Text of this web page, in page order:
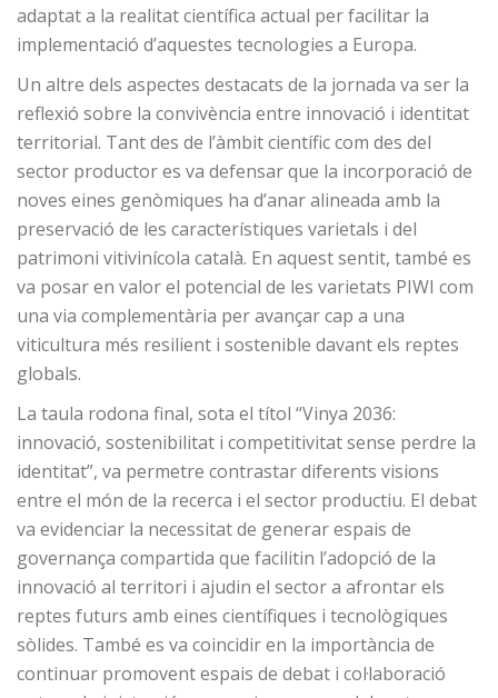
adaptat a la realitat científica actual per facilitar la
implementació d’aquestes tecnologies a Europa.
Un altre dels aspectes destacats de la jornada va ser la
reflexió sobre la convivència entre innovació i identitat
territorial. Tant des de l’àmbit científic com des del
sector productor es va defensar que la incorporació de
noves eines genòmiques ha d’anar alineada amb la
preservació de les característiques varietals i del
patrimoni vitivinícola català. En aquest sentit, també es
va posar en valor el potencial de les varietats PIWI com
una via complementària per avançar cap a una
viticultura més resilient i sostenible davant els reptes
globals.
La taula rodona final, sota el títol “Vinya 2036:
innovació, sostenibilitat i competitivitat sense perdre la
identitat”, va permetre contrastar diferents visions
entre el món de la recerca i el sector productiu. El debat
va evidenciar la necessitat de generar espais de
governança compartida que facilitin l’adopció de la
innovació al territori i ajudin el sector a afrontar els
reptes futurs amb eines científiques i tecnològiques
sòlides. També es va coincidir en la importància de
continuar promovent espais de debat i col·laboració